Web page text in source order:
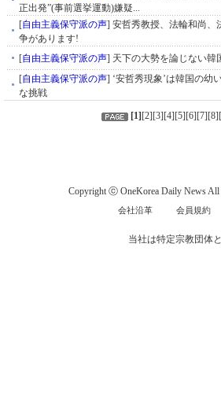
正出発”(事前選挙運動)嫌疑...
[自由主義保守派の声] 安哲秀教授、法輪和尚、
争があります!
[自由主義保守派の声] 天下の大勢を論じない韓
[自由主義保守派の声] ‘安哲秀現象’は韓国の幼
な挑戦
[1] [2][3][4][5][6][7][8][
Copyright ⓒ OneKorea Daily News All
会社沿革 会員規約
当社は特定宗教団体